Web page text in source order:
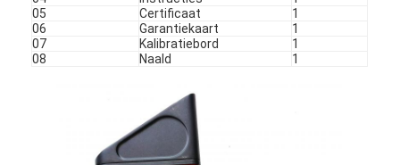
05
Certificaat
1
06
Garantiekaart
1
07
Kalibratiebord
1
08
Naald 1